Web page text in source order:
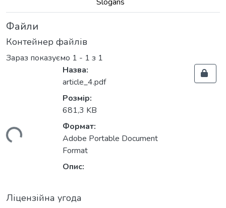
Файли
Контейнер файлів
Зараз показуємо 1 - 1 з 1
Назва:
article_4.pdf
Розмір:
681,3 KB
Формат:
Adobe Portable Document
Format
Опис:
Ліцензійна угода